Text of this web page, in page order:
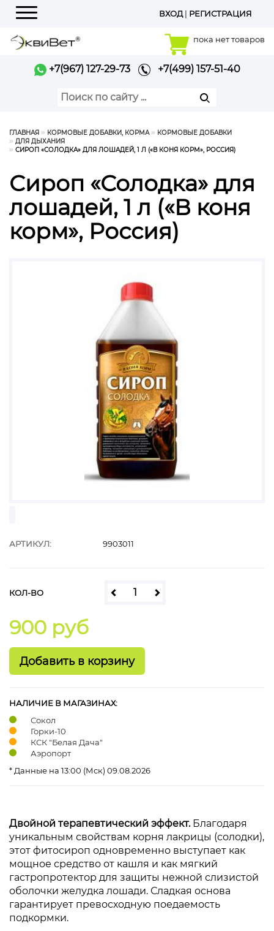
Меню
ВХОД| РЕГИСТРАЦИЯ
пока нет товаров
+7(967) 127-29-73 +7(499) 157-51-40
ГЛАВНАЯ КОРМОВЫЕ ДОБАВКИ, КОРМА
КОРМОВЫЕ ДОБАВКИ
ДЛЯ ДЫХАНИЯ
СИРОП «СОЛОДКА» ДЛЯ ЛОШАДЕЙ, 1 Л («В КОНЯ КОРМ», РОССИЯ)
Сироп «Солодка» для
лошадей, 1 л («В коня
корм», Россия)
АРТИКУЛ: 9903011
КОЛ-ВО
900 руб
НАЛИЧИЕ В МАГАЗИНАХ:
Сокол
Горки-10
КСК "Белая Дача"
Аэропорт
* Данные на 13:00 (Мск) 09.08.2026
Двойной терапевтический эффект. Благодаря
уникальным свойствам корня лакрицы (солодки),
этот фитосироп одновременно выступает как
мощное средство от кашля и как мягкий
гастропротектор для защиты нежной слизистой
оболочки желудка лошади. Сладкая основа
гарантирует превосходную поедаемость
подкормки.